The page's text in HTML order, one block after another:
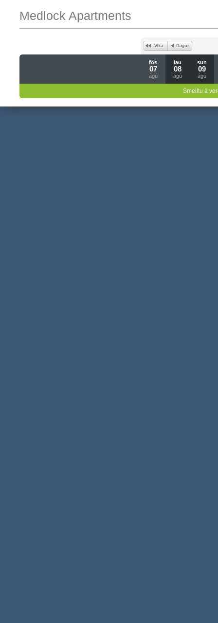
Medlock Apartments
fös
07
ágú
lau
08
ágú
sun
09
ágú
Smelltu á